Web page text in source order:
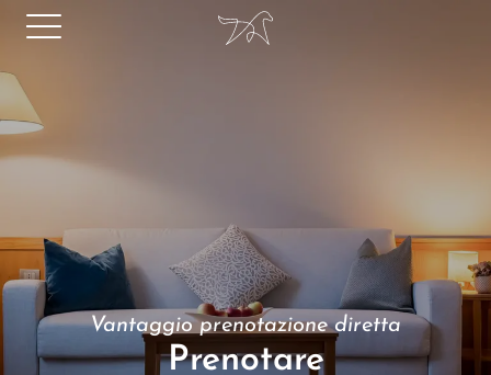
Vantaggio prenotazione diretta
Prenotare